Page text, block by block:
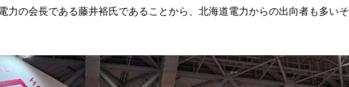
力の会長である藤井裕氏であることから、北海道電力からの出向者も多いそ